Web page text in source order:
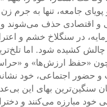
جامعه، تنها به جرم زن
و اقتصادی حذف می‌شوند و
در سنگلاخ خشم و
چالش کشیده شود. اما
«حفظ ارزش‌ها» و
حضور اجتماعی، خود
بهای این
خود مبارزه می‌کنند و